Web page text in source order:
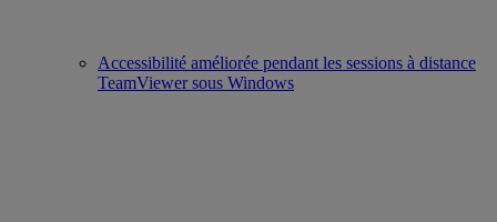
Accessibilité améliorée pendant les sessions à distance
TeamViewer sous Windows